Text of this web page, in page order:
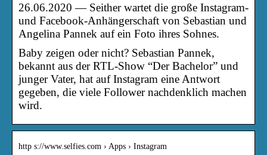
26.06.2020 — Seither wartet die große Instagram-
und Facebook-Anhängerschaft von Sebastian und
Angelina Pannek auf ein Foto ihres Sohnes.
Baby zeigen oder nicht? Sebastian Pannek,
bekannt aus der RTL-Show “Der Bachelor” und
junger Vater, hat auf Instagram eine Antwort
gegeben, die viele Follower nachdenklich machen
wird.
http s://www.selfies.com › Apps › Instagram